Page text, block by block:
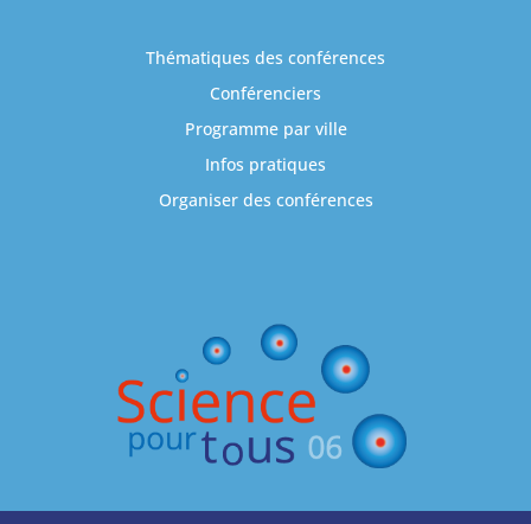
Thématiques des conférences
Conférenciers
Programme par ville
Infos pratiques
Organiser des conférences